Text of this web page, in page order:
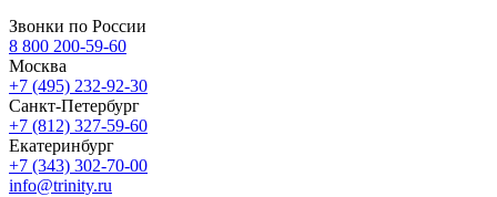
Звонки по России
8 800 200-59-60
Москва
+7 (495) 232-92-30
Санкт-Петербург
+7 (812) 327-59-60
Екатеринбург
+7 (343) 302-70-00
info@trinity.ru